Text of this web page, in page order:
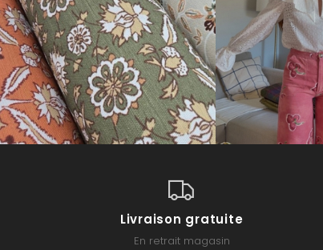
Livraison gratuite
En retrait magasin